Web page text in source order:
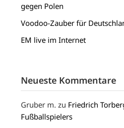
gegen Polen
Voodoo-Zauber für
EM live im Internet
Neueste Kommentare
Gruber m. zu Friedrich
Fußballspielers